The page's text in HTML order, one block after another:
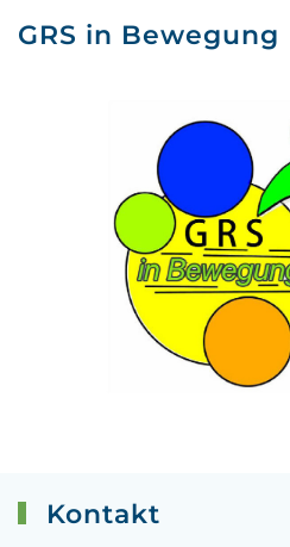
GRS in Bewegung
Kontakt